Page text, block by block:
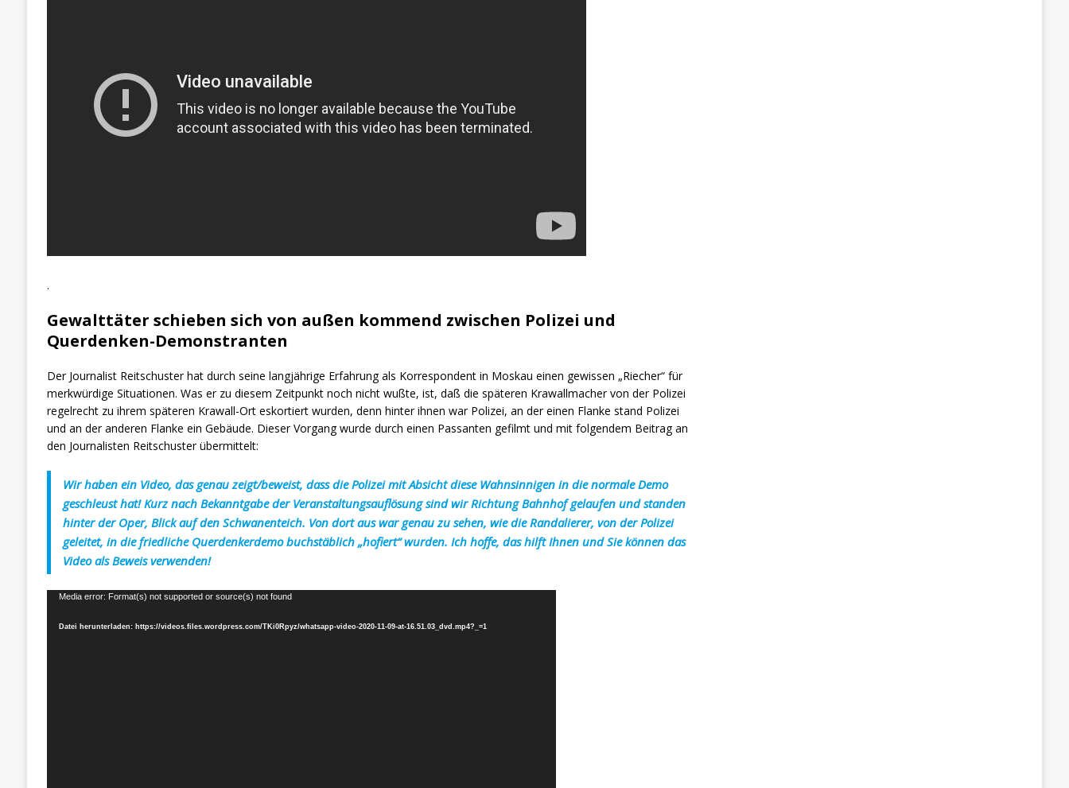
.
Gewalttäter schieben sich von außen kommend zwischen Polizei und
Querdenken-Demonstranten
Der Journalist Reitschuster hat durch seine langjährige Erfahrung als Korrespondent in Moskau einen gewissen „Riecher“ für
merkwürdige Situationen. Was er zu diesem Zeitpunkt noch nicht wußte, ist, daß die späteren Krawallmacher von der Polizei
regelrecht zu ihrem späteren Krawall-Ort eskortiert wurden, denn hinter ihnen war Polizei, an der einen Flanke stand Polizei
und an der anderen Flanke ein Gebäude. Dieser Vorgang wurde durch einen Passanten gefilmt und mit folgendem Beitrag an
den Journalisten Reitschuster übermittelt:
Wir haben ein Video, das genau zeigt/beweist, dass die Polizei mit Absicht diese Wahnsinnigen in die normale Demo
geschleust hat! Kurz nach Bekanntgabe der Veranstaltungsauflösung sind wir Richtung Bahnhof gelaufen und standen
hinter der Oper, Blick auf den Schwanenteich. Von dort aus war genau zu sehen, wie die Randalierer, von der Polizei
geleitet, in die friedliche Querdenkerdemo buchstäblich „hofiert“ wurden. Ich hoffe, das hilft Ihnen und Sie können das
Video als Beweis verwenden!
Video-
Media error: Format(s) not supported or source(s) not found
Datei herunterladen: https://videos.files.wordpress.com/TKi0Rpyz/whatsapp-video-2020-11-09-at-16.51.03_dvd.mp4?_=1